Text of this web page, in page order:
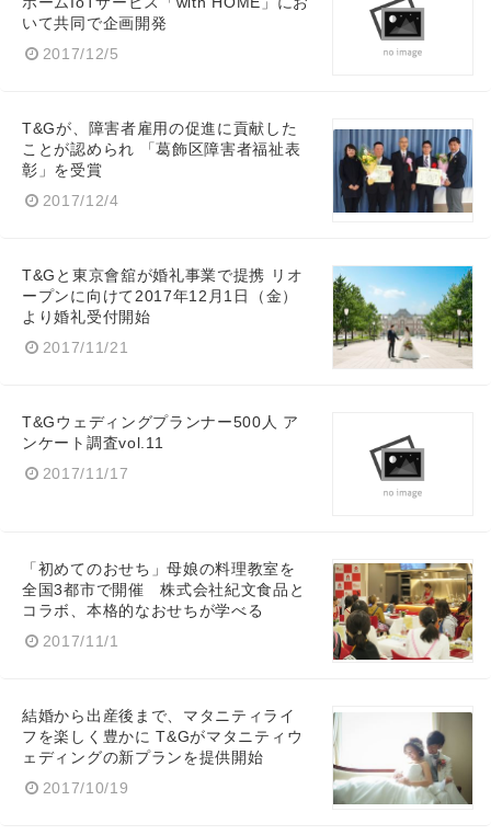
いて共同で企画開発
2017/12/5
T&Gが、障害者雇用の促進に貢献した
ことが認められ 「葛飾区障害者福祉表
彰」を受賞
2017/12/4
T&Gと東京會舘が婚礼事業で提携 リオ
ープンに向けて2017年12月1日（金）
より婚礼受付開始
2017/11/21
T&Gウェディングプランナー500人 ア
ンケート調査vol.11
2017/11/17
「初めてのおせち」母娘の料理教室を
全国3都市で開催 株式会社紀文食品と
コラボ、本格的なおせちが学べる
2017/11/1
結婚から出産後まで、マタニティライ
フを楽しく豊かに T&Gがマタニティウ
ェディングの新プランを提供開始
2017/10/19
English